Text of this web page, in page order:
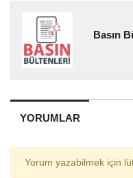
Basın
YORUMLAR
Yorum yazabilmek için